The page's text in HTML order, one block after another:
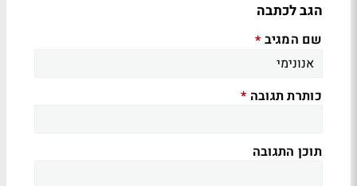
הגב לכתבה
שם המגיב *
כותרת תגובה *
תוכן התגובה